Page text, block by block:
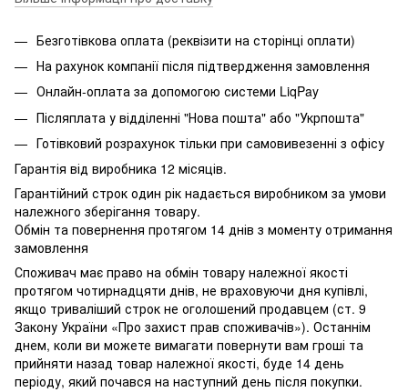
Безготівкова оплата (реквізити на сторінці оплати)
На рахунок компанії після підтвердження замовлення
Онлайн-оплата за допомогою системи LiqPay
Післяплата у відділенні "Нова пошта" або "Укрпошта"
Готівковий розрахунок тільки при самовивезенні з офісу
Гарантія від виробника 12 місяців.
Гарантійний строк один рік надається виробником за умови
належного зберігання товару.
Обмін та повернення протягом 14 днів з моменту отримання
замовлення
Споживач має право на обмін товару належної якості
протягом чотирнадцяти днів, не враховуючи дня купівлі,
якщо триваліший строк не оголошений продавцем (ст. 9
Закону України «Про захист прав споживачів»). Останнім
днем, коли ви можете вимагати повернути вам гроші та
прийняти назад товар належної якості, буде 14 день
періоду, який почався на наступний день після покупки.